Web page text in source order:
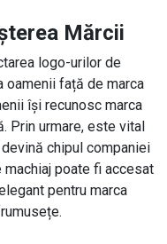
Mărcii
logo-urilor de
oamenii față de marca
își recunosc marca
Prin urmare, este vital
chipul companiei
poate fi accesat
pentru marca